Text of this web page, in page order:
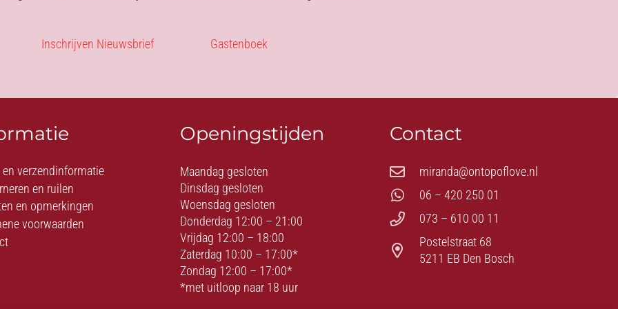
Inschrijven Nieuwsbrief Gastenboek
en verzendinformatie
en ruilen
en opmerkingen
voorwaarden
Openingstijden
Maandag gesloten
Dinsdag gesloten
Woensdag gesloten
Donderdag 12:00 – 21:00
Vrijdag 12:00 – 18:00
Zaterdag 10:00 – 17:00*
Zondag 12:00 – 17:00*
*met uitloop naar 18 uur
Contact
miranda@ontopoflove.nl
06 – 420 250 01
073 – 610 00 11
Postelstraat 68
5211 EB Den Bosch